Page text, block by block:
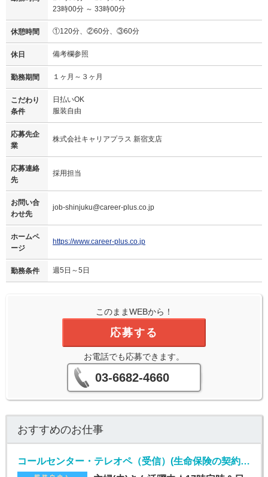
23時00分 ～ 33時00分
休憩時間 ①120分、②60分、③60分
休日 備考欄参照
勤務期間 １ヶ月～３ヶ月
こだわり
条件
日払いOK
服装自由
応募先企
業
株式会社キャリアプラス 新宿支店
応募連絡
先
採用担当
お問い合
わせ先
job-shinjuku@career-plus.co.jp
ホームペ
ージ
https://www.career-plus.co.jp
勤務条件 週5日～5日
このままWEBから！
応募する
お電話でも応募できます。
03-6682-4660
おすすめのお仕事
コールセンター・テレオペ（受信）(生命保険の契約者問い合わせ窓口/7月1日入社)